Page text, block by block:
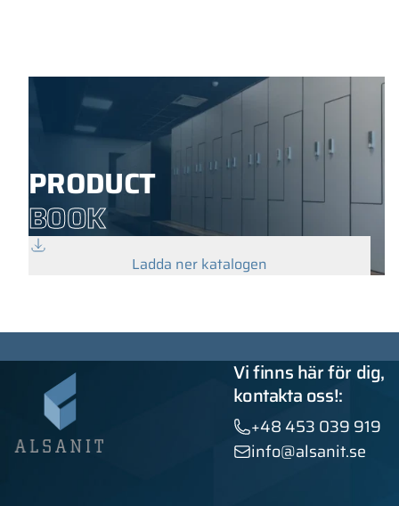
PRODUCT
BOOK
Ladda ner katalogen
Vi finns här för dig,
kontakta oss!:
+48 453 039 919
info@alsanit.se